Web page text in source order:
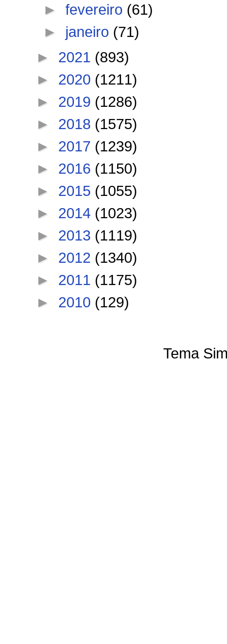
►fevereiro (61)
► janeiro (71)
► 2021 (893)
► 2020 (1211)
► 2019 (1286)
► 2018 (1575)
► 2017 (1239)
► 2016 (1150)
► 2015 (1055)
► 2014 (1023)
► 2013 (1119)
► 2012 (1340)
► 2011 (1175)
► 2010 (129)
Tema